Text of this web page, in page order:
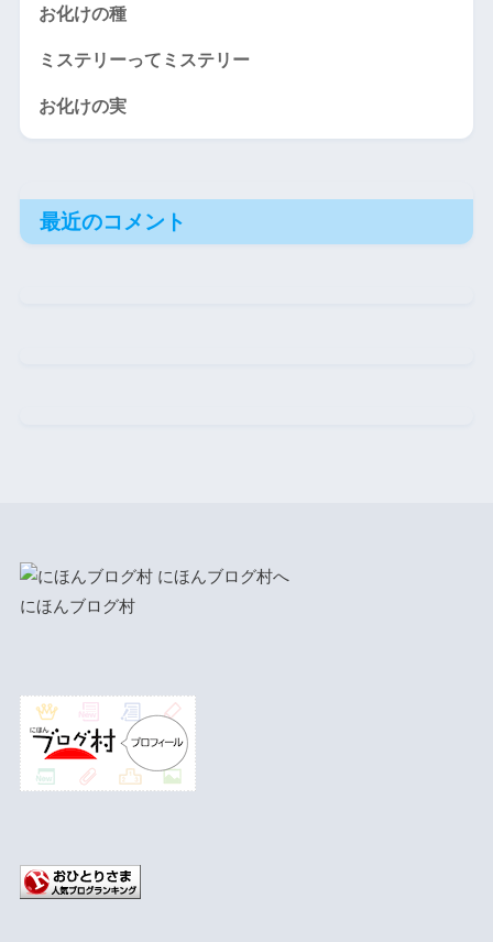
お化けの種
ミステリーってミステリー
お化けの実
最近のコメント
にほんブログ村